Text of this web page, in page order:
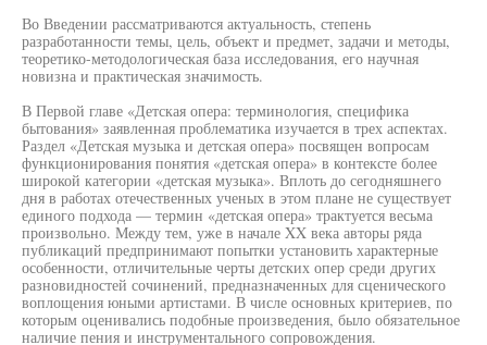
Во Введении рассматриваются актуальность, степень
разработанности темы, цель, объект и предмет, задачи и методы,
теоретико-методологическая база исследования, его научная
новизна и практическая значимость.
В Первой главе «Детская опера: терминология, специфика
бытования» заявленная проблематика изучается в трех аспектах.
Раздел «Детская музыка и детская опера» посвящен вопросам
функционирования понятия «детская опера» в контексте более
широкой категории «детская музыка». Вплоть до сегодняшнего
дня в работах отечественных ученых в этом плане не существует
единого подхода — термин «детская опера» трактуется весьма
произвольно. Между тем, уже в начале XX века авторы ряда
публикаций предпринимают попытки установить характерные
особенности, отличительные черты детских опер среди других
разновидностей сочинений, предназначенных для сценического
воплощения юными артистами. В числе основных критериев, по
которым оценивались подобные произведения, было обязательное
наличие пения и инструментального сопровождения.